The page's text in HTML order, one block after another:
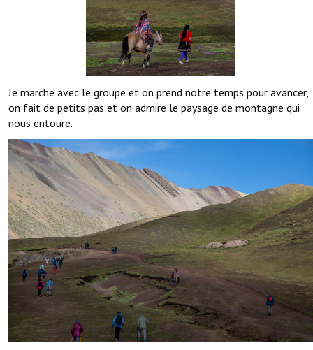
Je marche avec le groupe et on prend notre temps pour avancer,
on fait de petits pas et on admire le paysage de montagne qui
nous entoure.